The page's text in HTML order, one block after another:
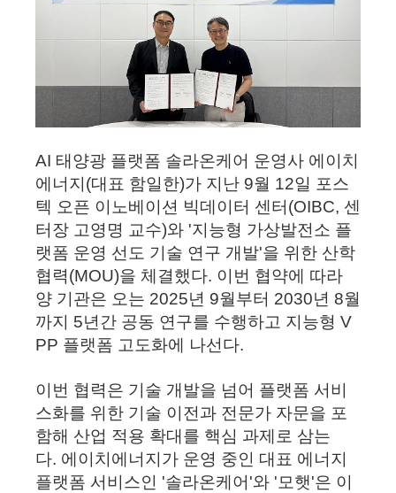
AI 태양광 플랫폼 솔라온케어 운영사 에이치
에너지(대표 함일한)가 지난 9월 12일 포스
텍 오픈 이노베이션 빅데이터 센터(OIBC, 센
터장 고영명 교수)와 '지능형 가상발전소 플
랫폼 운영 선도 기술 연구 개발'을 위한 산학
협력(MOU)을 체결했다. 이번 협약에 따라
양 기관은 오는 2025년 9월부터 2030년 8월
까지 5년간 공동 연구를 수행하고 지능형 V
PP 플랫폼 고도화에 나선다.
이번 협력은 기술 개발을 넘어 플랫폼 서비
스화를 위한 기술 이전과 전문가 자문을 포
함해 산업 적용 확대를 핵심 과제로 삼는
다. 에이치에너지가 운영 중인 대표 에너지
플랫폼 서비스인 '솔라온케어'와 '모햇'은 이